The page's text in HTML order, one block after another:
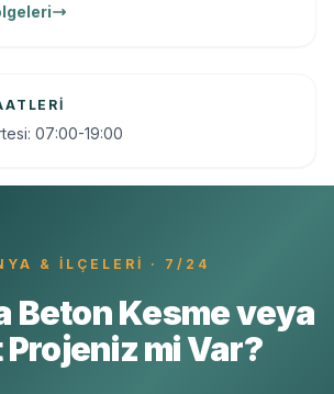
07:00-19:00
& İLÇELERI · 7/24
Beton Kesme veya
mi Var?